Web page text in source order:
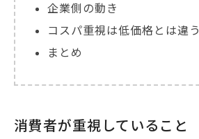
企業側の動き
コスパ重視は低価格とは違う
まとめ
消費者が重視していること